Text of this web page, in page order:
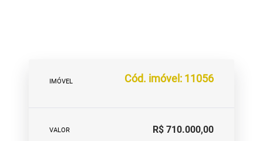
IMÓVEL Cód. imóvel: 11056
VALOR R$ 710.000,00